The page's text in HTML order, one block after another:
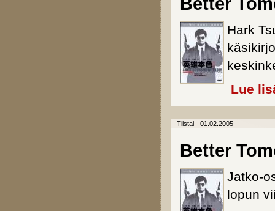
Hark
Lue
Tiistai - 01.02.2005
Better
Jatko-
lopun